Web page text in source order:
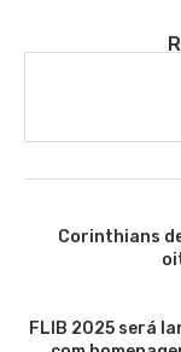
Corinthians
FLIB 2025 será